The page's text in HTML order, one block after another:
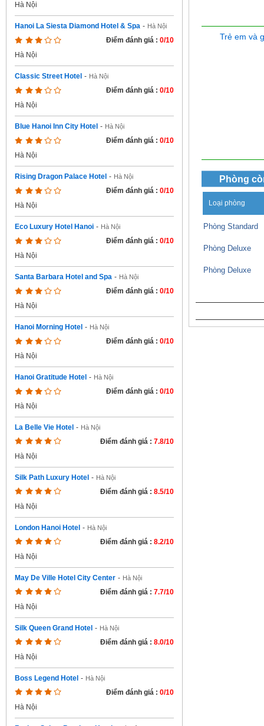
Hà Nội
Hanoi La Siesta Diamond Hotel & Spa - Hà Nội
Điểm đánh giá : 0/10
Hà Nội
Classic Street Hotel - Hà Nội
Điểm đánh giá : 0/10
Hà Nội
Blue Hanoi Inn City Hotel - Hà Nội
Điểm đánh giá : 0/10
Hà Nội
Rising Dragon Palace Hotel - Hà Nội
Điểm đánh giá : 0/10
Hà Nội
Eco Luxury Hotel Hanoi - Hà Nội
Điểm đánh giá : 0/10
Hà Nội
Santa Barbara Hotel and Spa - Hà Nội
Điểm đánh giá : 0/10
Hà Nội
Hanoi Morning Hotel - Hà Nội
Điểm đánh giá : 0/10
Hà Nội
Hanoi Gratitude Hotel - Hà Nội
Điểm đánh giá : 0/10
Hà Nội
La Belle Vie Hotel - Hà Nội
Điểm đánh giá : 7.8/10
Hà Nội
Silk Path Luxury Hotel - Hà Nội
Điểm đánh giá : 8.5/10
Hà Nội
London Hanoi Hotel - Hà Nội
Điểm đánh giá : 8.2/10
Hà Nội
May De Ville Hotel City Center - Hà Nội
Điểm đánh giá : 7.7/10
Hà Nội
Silk Queen Grand Hotel - Hà Nội
Điểm đánh giá : 8.0/10
Hà Nội
Boss Legend Hotel - Hà Nội
Điểm đánh giá : 0/10
Hà Nội
Trẻ em và
Phòng
Loại phòng
Phòng Standard
Phòng Deluxe
Phòng Deluxe